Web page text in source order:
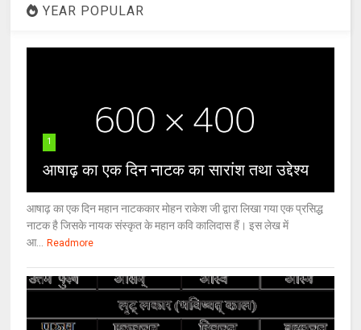
YEAR POPULAR
1
आषाढ़ का एक दिन नाटक का सारांश तथा उद्देश्य
आषाढ़ का एक दिन महान नाटककार मोहन राकेश जी द्वारा लिखा गया एक प्रसिद्ध
नाटक है जिसके नायक संस्कृत के महान कवि कालिदास हैं। इस लेख में
आ... Readmore